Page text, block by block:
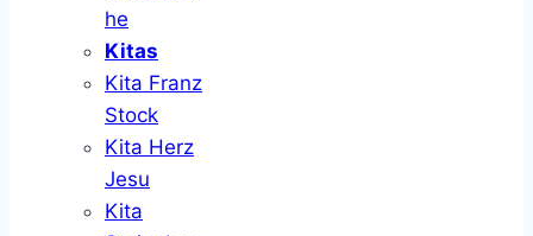
he
Kitas
Kita Franz
Stock
Kita Herz
Jesu
Kita